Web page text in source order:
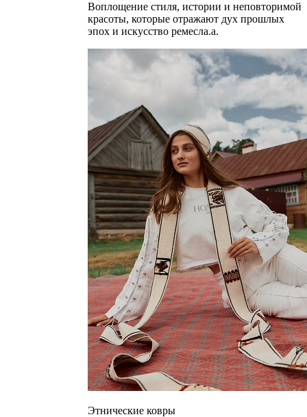
Воплощение стиля, истории и неповторимой
красоты, которые отражают дух прошлых
эпох и искусство ремесла.а.
Этнические ковры